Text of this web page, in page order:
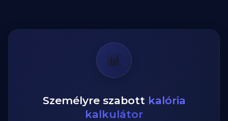
📊
Személyre szabott kalória
kalkulátor